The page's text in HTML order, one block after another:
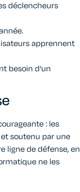
déclencheurs
apprennent
besoin d’un
: les
et soutenu par une
ligne dedéfense,en
ne les